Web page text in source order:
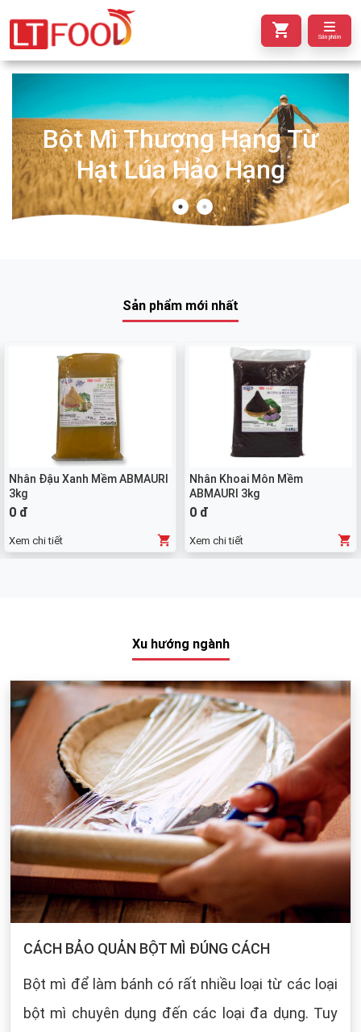
Sản phẩm
Bột Mì Thượng Hạng Từ
Hạt Lúa Hảo Hạng
Sản phẩm mới nhất
Nhân Đậu Xanh Mềm ABMAURI
3kg
0 đ
Xem chi tiết
Nhân Khoai Môn Mềm
ABMAURI 3kg
0 đ
Xem chi tiết
Xu hướng ngành
CÁCH BẢO QUẢN BỘT MÌ ĐÚNG CÁCH
Bột mì để làm bánh có rất nhiều loại từ các loại
bột mì chuyên dụng đến các loại đa dụng. Tuy